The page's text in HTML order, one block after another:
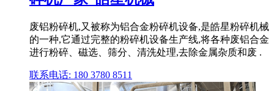
废铝粉碎机,又被称为铝合金粉碎机设备,是皓星粉碎机械
的一种,它通过完整的粉碎机设备生产线,将各种废铝合金
进行粉碎、磁选、筛分、清洗处理,去除金属杂质和废 .
联系电话: 180 3780 8511